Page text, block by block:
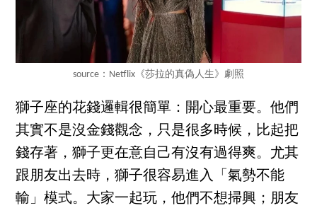
source：Netflix《莎拉的真偽人生》劇照
獅子座的花錢邏輯很簡單：開心最重要。他們
其實不是沒金錢觀念，只是很多時候，比起把
錢存著，獅子更在意自己有沒有過得爽。尤其
跟朋友出去時，獅子很容易進入「氣勢不能
輸」模式。大家一起玩，他們不想掃興；朋友